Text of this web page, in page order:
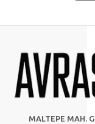
MALTEPE MAH.